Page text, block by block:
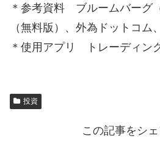
＊参考資料 ブルームバーグ
（無料版）、外為ドットコム
＊使用アプリ トレーディン
投資
この記事をシ